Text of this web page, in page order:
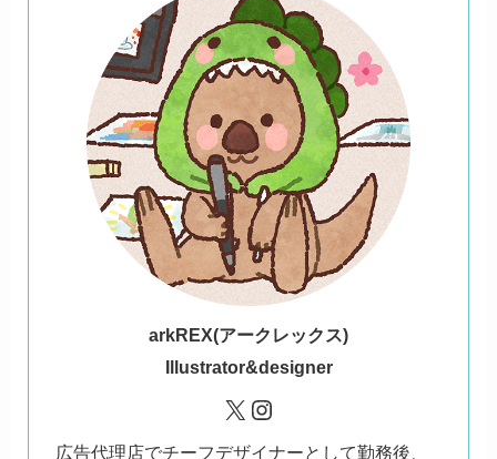
arkREX(アークレックス)
Illustrator&designer
X Instagram
広告代理店でチーフデザイナーとして勤務後、